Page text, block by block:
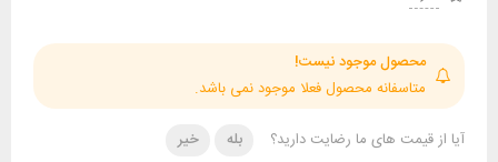
موجود نیست!
محصول فعلا موجود نمی باشد.
های ما رضایت دارید؟ بله خیر